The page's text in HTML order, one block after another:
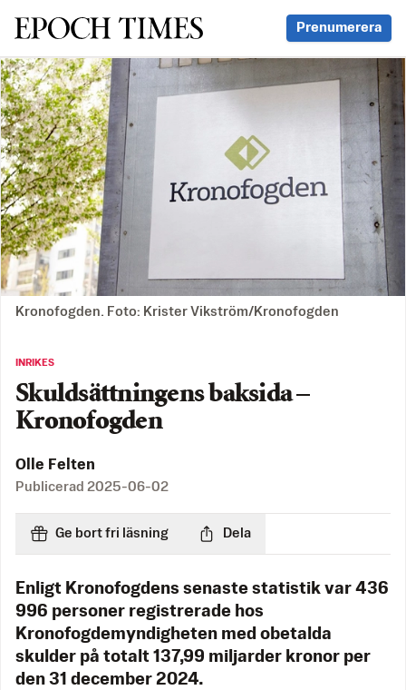
Svenska Epoch Times Prenumerera
Kronofogden. Foto: Krister Vikström/Kronofogden
INRIKES
Skuldsättningens baksida –
Kronofogden
Olle Felten
Publicerad 2025-06-02
Ge bort fri läsning Dela
Enligt Kronofogdens senaste statistik var 436
996 personer registrerade hos
Kronofogdemyndigheten med obetalda
skulder på totalt 137,99 miljarder kronor per
den 31 december 2024.